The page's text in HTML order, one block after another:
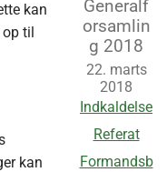
kan
op til
kan
Generalf
orsamlin
g 2018
22. marts
2018
Indkaldelse
Referat
Formandsb